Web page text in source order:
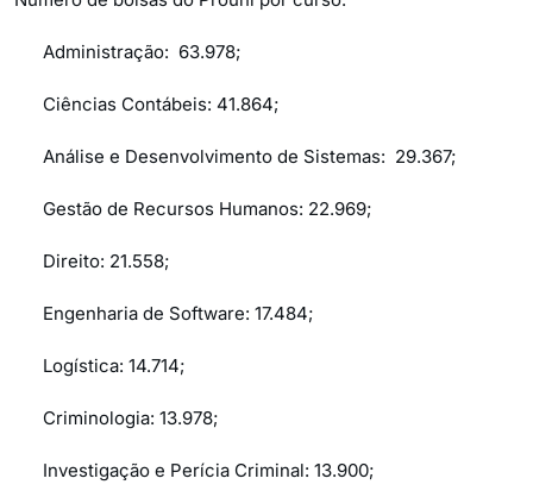
Administração: 63.978;
Ciências Contábeis: 41.864;
Análise e Desenvolvimento de Sistemas: 29.367;
Gestão de Recursos Humanos: 22.969;
Direito: 21.558;
Engenharia de Software: 17.484;
Logística: 14.714;
Criminologia: 13.978;
Investigação e Perícia Criminal: 13.900;